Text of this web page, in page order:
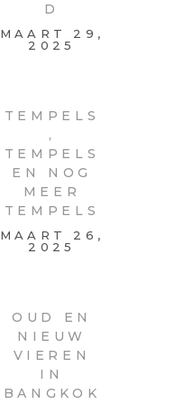
D
MAART 29,
2025
TEMPELS
,
TEMPELS
EN NOG
MEER
TEMPELS
MAART 26,
2025
OUD EN
NIEUW
VIEREN
IN
BANGKOK